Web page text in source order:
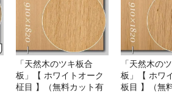
「天然木のツキ板合
板」【 ホワイトオーク
柾目 】（無料カット有
「天然木の
板」【 ホワ
板目 】（無